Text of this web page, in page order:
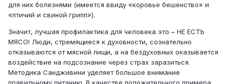
для них болезнями (имеется ввиду «коровье бешенство» и
«птичий и свиной грипп»).
Значит, лучшая профилактика для человека это – НЕ ЕСТЬ
МЯСО! Люди, стремящиеся к духовности, сознательно
отказываются от мясной пищи, а на бездуховных оказывается
воздействие на подсознание через страх заразиться.
Методика Сандживини уделяет большое внимание